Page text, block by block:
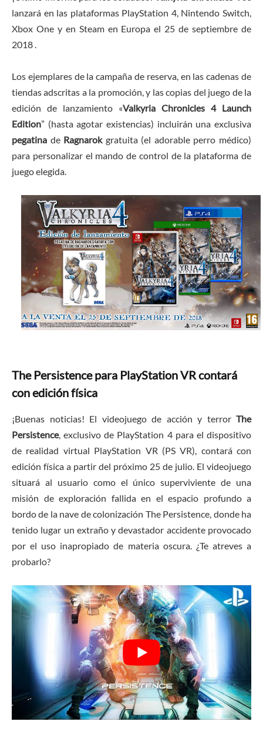
lanzará en las plataformas PlayStation 4, Nintendo Switch,
Xbox One y en Steam en Europa el 25 de septiembre de
2018 .
Los ejemplares de la campaña de reserva, en las cadenas de
tiendas adscritas a la promoción, y las copias del juego de la
edición de lanzamiento «Valkyria Chronicles 4 Launch
Edition” (hasta agotar existencias) incluirán una exclusiva
pegatina de Ragnarok gratuita (el adorable perro médico)
para personalizar el mando de control de la plataforma de
juego elegida.
The Persistence para PlayStation VR contará
con edición física
¡Buenas noticias! El videojuego de acción y terror The
Persistence, exclusivo de PlayStation 4 para el dispositivo
de realidad virtual PlayStation VR (PS VR), contará con
edición física a partir del próximo 25 de julio. El videojuego
situará al usuario como el único superviviente de una
misión de exploración fallida en el espacio profundo a
bordo de la nave de colonización The Persistence, donde ha
tenido lugar un extraño y devastador accidente provocado
por el uso inapropiado de materia oscura. ¿Te atreves a
probarlo?